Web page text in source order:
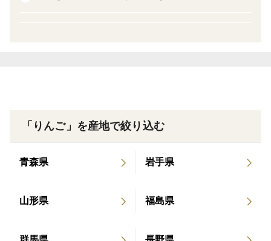
「りんご」を産地で絞り込む
青森県 岩手県
山形県 福島県